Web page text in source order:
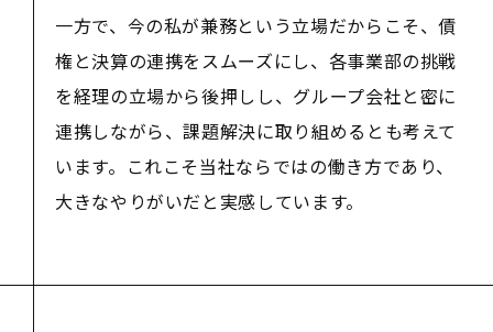
一方で、今の私が兼務という立場だからこそ、債
権と決算の連携をスムーズにし、各事業部の挑戦
を経理の立場から後押しし、グループ会社と密に
連携しながら、課題解決に取り組めるとも考えて
います。これこそ当社ならではの働き方であり、
大きなやりがいだと実感しています。